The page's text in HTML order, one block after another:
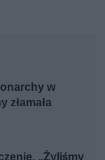
w
złamała
„Żyliśmy